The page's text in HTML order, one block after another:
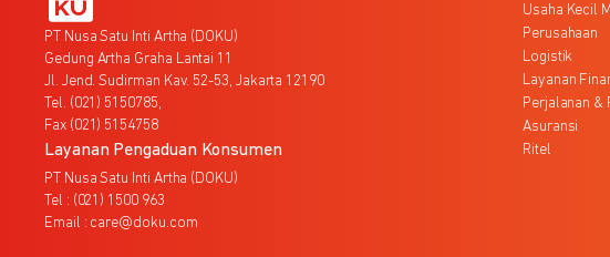
PT Nusa Satu Inti Artha (DOKU)
Gedung Artha Graha Lantai 11
Jl. Jend. Sudirman Kav. 52-53, Jakarta 12190
Tel. (021) 5150785,
Fax (021) 5154758
Layanan Pengaduan Konsumen
PT Nusa Satu Inti Artha (DOKU)
Tel : (021) 1500 963
Email : care@doku.com
Usaha Kecil
Perusahaan
Logistik
Layanan
Perjalanan &
Asuransi
Ritel